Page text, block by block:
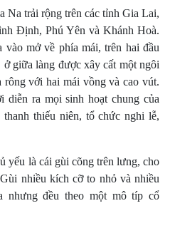
Na trải rộng trên các tỉnh Gia Lai,
Ðịnh, Phú Yên và Khánh Hoà.
mở về phía mái, trên hai đầu
giữa làng được xây cất một ngôi
rông với hai mái vồng và cao vút.
diễn ra mọi sinh hoạt chung của
thiếu niên, tổ chức nghi lễ,
yếu là cái gùi cõng trên lưng, cho
nhiều kích cỡ to nhỏ và nhiều
nhưng đều theo một mô típ cổ